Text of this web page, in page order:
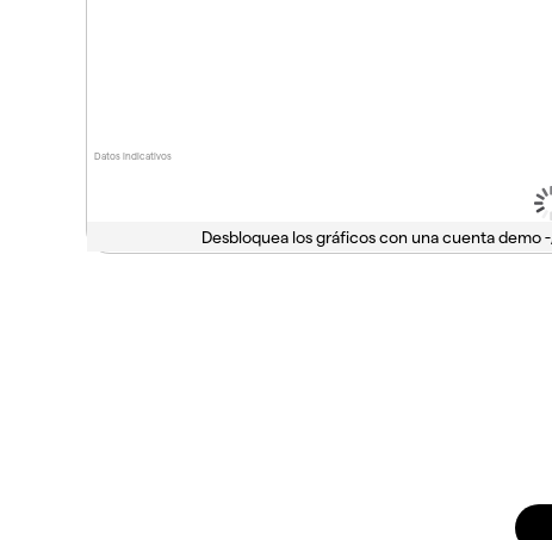
Datos indicativos
Desbloquea los gráficos con una cuenta demo -